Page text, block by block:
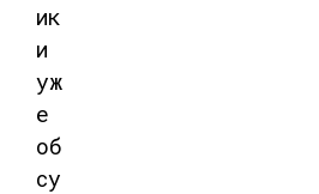
ик
и
уж
е
об
су